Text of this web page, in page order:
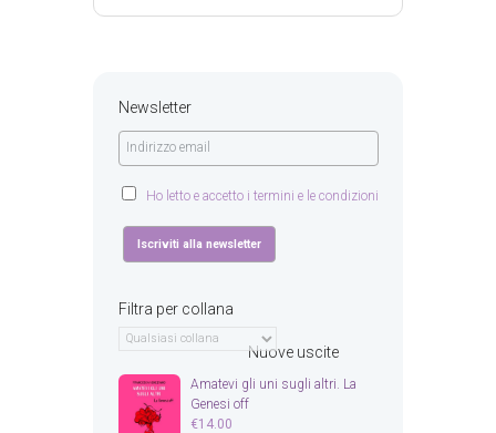
Newsletter
Ho letto e accetto i termini e le condizioni
Filtra per collana
Nuove uscite
Amatevi gli uni sugli altri. La
Genesi off
€14.00